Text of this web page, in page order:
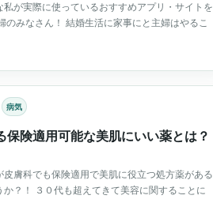
私が実際に使っているおすすめアプリ・サイトを
のみなさん！ 結婚生活に家事にと主婦はやるこ
病気
保険適用可能な美肌にいい薬とは？
皮膚科でも保険適用で美肌に役立つ処方薬がある
？！ ３０代も超えてきて美容に関することに